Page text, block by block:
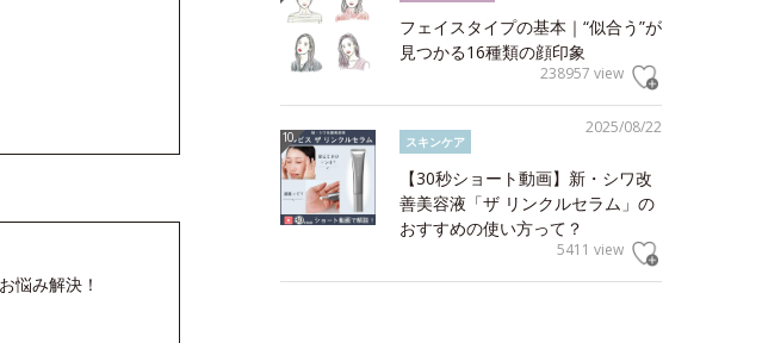
悩み解決！
フェイスタイプの基本｜“似合う”が
見つかる16種類の顔印象
238957 view
2025/08/22
スキンケア
【30秒ショート動画】新・シワ改
善美容液「ザ リンクルセラム」の
おすすめの使い方って？
5411 view